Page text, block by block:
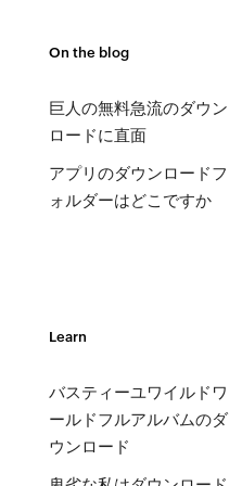
On the blog
巨人の無料急流のダウン
ロードに直面
アプリのダウンロードフ
ォルダーはどこですか
Learn
バスティーユワイルドワ
ールドフルアルバムのダ
ウンロード